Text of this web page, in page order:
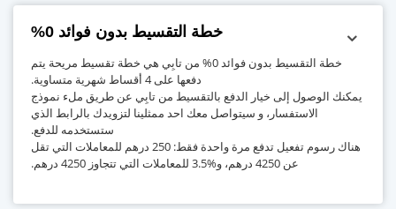
خطة التقسيط بدون فوائد 0%
خطة التقسيط بدون فوائد 0% من تابِي هي خطة تقسيط مريحة يتم
دفعها على 4 أقساط شهرية متساوية.
يمكنك الوصول إلى خيار الدفع بالتقسيط من تابِي عن طريق ملء نموذج
الاستفسار، و سيتواصل معك احد ممثلينا لتزويدك بالرابط الذي
ستستخدمه للدفع.
هناك رسوم تفعيل تدفع مرة واحدة فقط: 250 درهم للمعاملات التي تقل
عن 4250 درهم، و%3.5 للمعاملات التي تتجاوز 4250 درهم.